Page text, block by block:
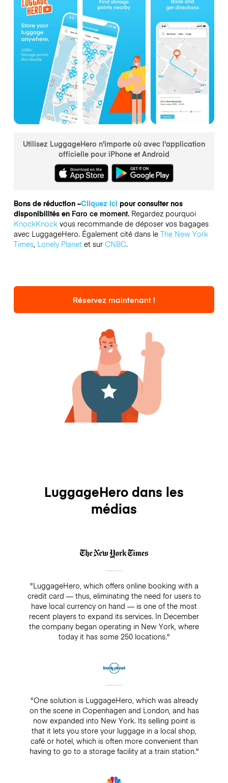
Utilisez LuggageHero n'importe où avec l'application
officielle pour iPhone et Android
Bons de réduction –Cliquez ici pour consulter nos
disponibilités en Faro ce moment. Regardez pourquoi
KnockKnockvous recommande de déposer vos bagages
avec LuggageHero. Également cité dans le The New York
Times, Lonely Planetet sur CNBC.
Réservez maintenant !
LuggageHero dans les
médias
"LuggageHero, which offers online booking with a
credit card — thus, eliminating the need for users to
have local currency on hand — is one of the most
recent players to expand its services. In December
the company began operating in New York, where
today it has some 250 locations."
"One solution is LuggageHero, which was already
on the scene in Copenhagen and London, and has
now expanded into New York. Its selling point is
that it lets you store your luggage in a local shop,
café or hotel, which is often more convenient than
having to go to a storage facility at a train station."